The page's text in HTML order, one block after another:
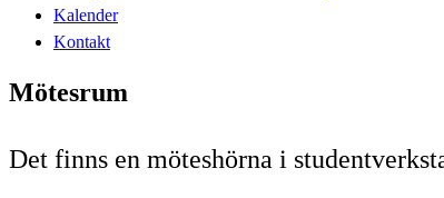
Kalender
Kontakt
Mötesrum
Det finns en möteshörna i